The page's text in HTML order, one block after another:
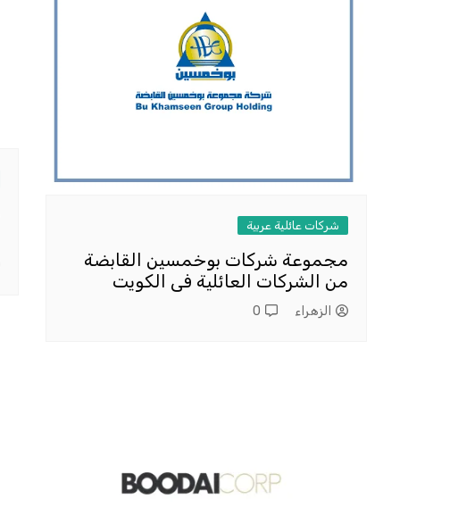
شركات عائلية عربية
مجموعة شركات بوخمسين القابضة
من الشركات العائلية فى الكويت
الزهراء 0